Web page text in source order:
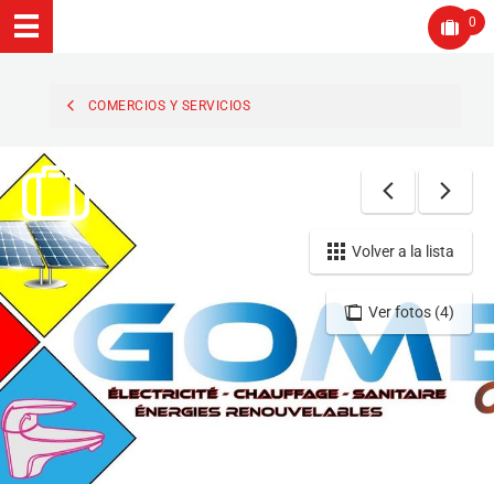
0
COMERCIOS Y SERVICIOS
Ver fotos (4)
Volver a la lista